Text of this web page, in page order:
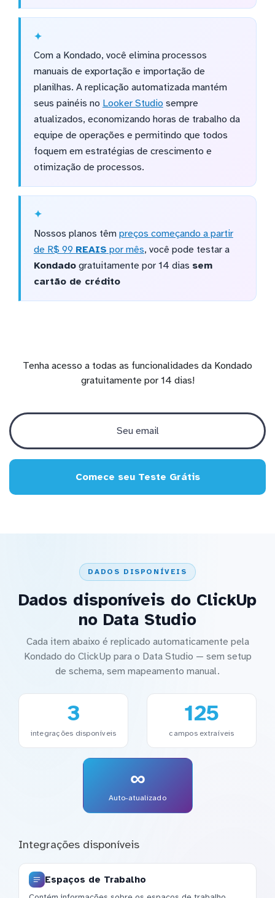
Com a Kondado, você elimina processos
manuais de exportação e importação de
planilhas. A replicação automatizada mantém
seus painéis no Looker Studio sempre
atualizados, economizando horas de trabalho da
equipe de operações e permitindo que todos
foquem em estratégias de crescimento e
otimização de processos.
Nossos planos têm preços começando a partir
de R$ 99 REAIS por mês, você pode testar a
Kondadogratuitamente por 14 dias sem
cartão de crédito
Tenha acesso a todas as funcionalidades da Kondado
gratuitamente por 14 dias!
Comece seu Teste Grátis
DADOS DISPONÍVEIS
Dados disponíveis do ClickUp
no Data Studio
Cada item abaixo é replicado automaticamente pela
Kondado do ClickUp para o Data Studio — sem setup
de schema, sem mapeamento manual.
3
integrações disponíveis
125
campos extraíveis
∞
Auto-atualizado
Integrações disponíveis
Espaços de Trabalho